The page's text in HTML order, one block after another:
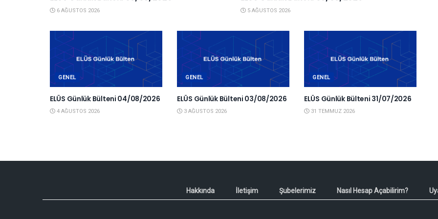
6 AĞUSTOS 2026 5 AĞUSTOS 2026
GENEL
ELÜS Günlük Bülteni 04/08/2026
4 AĞUSTOS 2026
GENEL
ELÜS Günlük Bülteni 03/08/2026
3 AĞUSTOS 2026
GENEL
ELÜS Günlük Bülteni 31/07/2026
31 TEMMUZ 2026
Hakkında İletişim Şubelerimiz Nasıl Hesap Açabilirim?